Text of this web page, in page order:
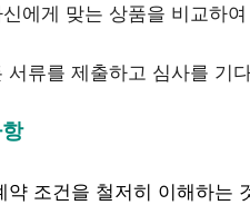
에게 맞는 상품을 비교하
서류를 제출하고 심사를 기
약 조건을 철저히 이해하는